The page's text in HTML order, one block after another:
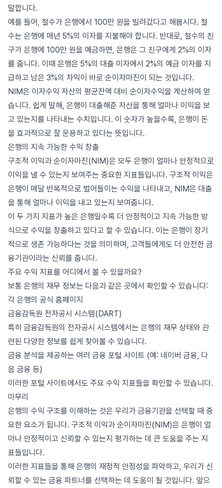
말합니다.
예를 들어, 철수가 은행에서 100만 원을 빌려갔다고 해봅시다. 철
수는 은행에 매년 5%의 이자를 지불해야 합니다. 반대로, 철수의 친
구가 은행에 100만 원을 예금하면, 은행은 그 친구에게 2%의 이자
를 줍니다. 이때 은행은 5%의 대출 이자에서 2%의 예금 이자를 지
급하고 남은 3%의 차익이 바로 순이자마진이 되는 것입니다.
NIM은 이자수익 자산의 평균잔액 대비 순이자수익을 계산하여 얻
습니다. 쉽게 말해, 은행이 대출해준 자산을 통해 얼마나 이익을 보
고 있는지를 나타내는 수치입니다. 이 숫자가 높을수록, 은행이 돈
을 효과적으로 잘 운용하고 있다는 뜻입니다.
은행의 지속 가능한 수익 창출
구조적 이익과 순이자마진(NIM)은 모두 은행이 얼마나 안정적으로
이익을 낼 수 있는지 보여주는 중요한 지표들입니다. 구조적 이익은
은행이 매달 반복적으로 벌어들이는 수익을 나타내고, NIM은 대출
을 통해 얼마나 이익을 내고 있는지 보여줍니다.
이 두 가지 지표가 높은 은행일수록 더 안정적이고 지속 가능한 방
식으로 수익을 창출하고 있다고 할 수 있습니다. 이는 은행이 장기
적으로 생존 가능하다는 것을 의미하며, 고객들에게도 더 안전한 금
융기관이라는 신뢰를 줍니다.
주요 수익 지표를 어디에서 볼 수 있을까요?
보통 은행의 재무 정보는 다음과 같은 곳에서 확인할 수 있습니다:
각 은행의 공식 홈페이지
금융감독원 전자공시 시스템(DART)
특히 금융감독원의 전자공시 시스템에서는 은행의 재무 상태와 관
련된 다양한 정보를 쉽게 찾아볼 수 있습니다.
금융 분석을 제공하는 여러 금융 포털 사이트 (예: 네이버 금융, 다
음 금융 등)
이러한 포털 사이트에서도 주요 수익 지표들을 확인할 수 있습니다.
마무리
은행의 수익 구조를 이해하는 것은 우리가 금융기관을 선택할 때 중
요한 요소가 됩니다. 구조적 이익과 순이자마진(NIM)은 은행이 얼
마나 안정적이고 신뢰할 수 있는지 평가하는 데 큰 도움을 주는 지
표들입니다.
이러한 지표들을 통해 은행의 재정적 안정성을 파악하고, 우리가 신
뢰할 수 있는 금융 파트너를 선택하는 데 도움이 될 것입니다. 앞으